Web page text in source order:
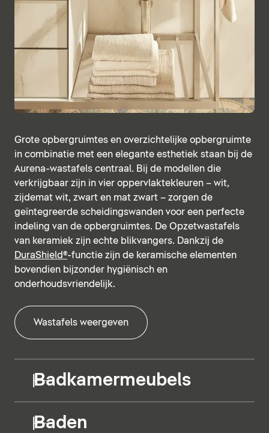
Grote opbergruimtes en overzichtelijke opbergruimte
in combinatie met een elegante esthetiek staan bij de
Aurena-wastafels centraal. Bij de modellen die
verkrijgbaar zijn in vier oppervlaktekleuren – wit,
zijdemat wit, zwart en mat zwart – zorgen de
geïntegreerde scheidingswanden voor een perfecte
indeling van de opbergruimtes. De Opzetwastafels
van keramiek zijn echte blikvangers. Dankzij de
DuraShield®-functie zijn de keramische elementen
bovendien bijzonder hygiënisch en
onderhoudsvriendelijk.
Wastafels weergeven
Badkamermeubels
Baden